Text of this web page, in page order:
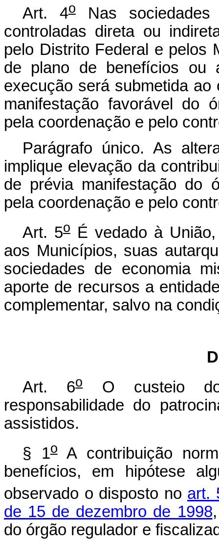
Art. 4o
Nas
controladas direta ou
pelo Distrito Federal e pelos
de plano de benefícios ou
execução será submetida ao
manifestação favorável do
pela coordenação e pelo
Parágrafo único. As
implique elevação da
de prévia manifestação do
pela coordenação e pelo
Art. 5o É vedado à
aos Municípios, suas
sociedades de economia
aporte de recursos a
complementar, salvo na
Art. 6oO custeio
responsabilidade do
assistidos.
§ 1oA contribuição
benefícios, em hipótese
observado o disposto no art.
de 15 de dezembro de 1998
do órgão regulador e